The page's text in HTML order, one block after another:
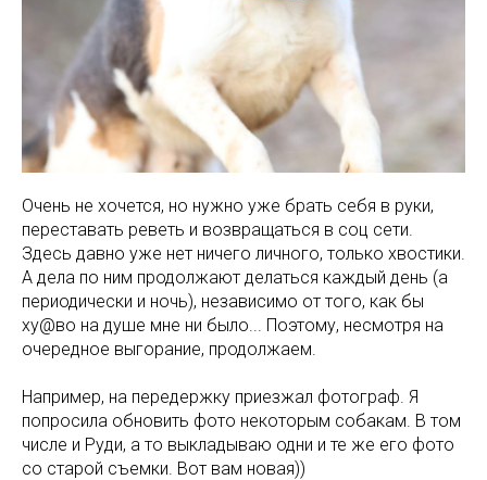
Очень не хочется, но нужно уже брать себя в руки,
переставать реветь и возвращаться в соц сети.
Здесь давно уже нет ничего личного, только хвостики.
А дела по ним продолжают делаться каждый день (а
периодически и ночь), независимо от того, как бы
ху@во на душе мне ни было... Поэтому, несмотря на
очередное выгорание, продолжаем.
Например, на передержку приезжал фотограф. Я
попросила обновить фото некоторым собакам. В том
числе и Руди, а то выкладываю одни и те же его фото
со старой съемки. Вот вам новая))